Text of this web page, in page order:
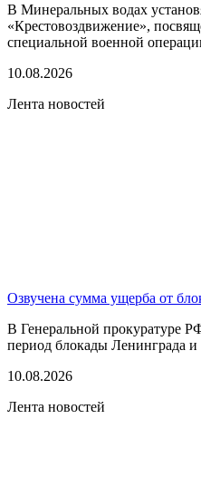
В Минеральных водах
«Крестовоздвижение»,
специальной военной
10.08.2026
Лента новостей
Озвучена сумма ущерба от
В Генеральной прокуратуре
период блокады Ленинграда
10.08.2026
Лента новостей